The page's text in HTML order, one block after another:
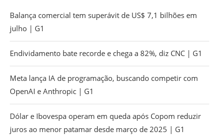
Balança comercial tem superávit de US$ 7,1 bilhões em
julho | G1
Endividamento bate recorde e chega a 82%, diz CNC | G1
Meta lança IA de programação, buscando competir com
OpenAI e Anthropic | G1
Dólar e Ibovespa operam em queda após Copom reduzir
juros ao menor patamar desde março de 2025 | G1